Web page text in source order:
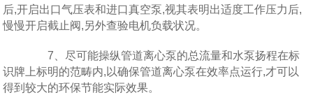
后,开启出口气压表和进口真空泵,视其表明出适度工作压力后,
慢慢开启截止阀,另外查验电机负载状况。
7、尽可能操纵管道离心泵的总流量和水泵扬程在标
识牌上标明的范畴内,以确保管道离心泵在效率点运行,才可以
得到较大的环保节能实际效果。